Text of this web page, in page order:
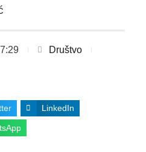
Društvo
LinkedIn